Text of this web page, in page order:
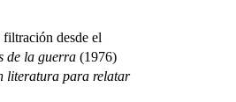
desde el
de la guerra (1976)
literatura para relatar